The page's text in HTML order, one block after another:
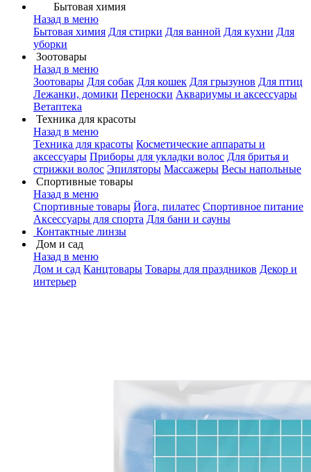
Бытовая химия
Назад в меню
Бытовая химия Для стирки Для ванной Для кухни Для
уборки
Зоотовары
Назад в меню
Зоотовары Для собак Для кошек Для грызунов Для птиц
Лежанки, домики Переноски Аквариумы и аксессуары
Ветаптека
Техника для красоты
Назад в меню
Техника для красоты Косметические аппараты и
аксессуары Приборы для укладки волос Для бритья и
стрижки волос Эпиляторы Массажеры Весы напольные
Спортивные товары
Назад в меню
Спортивные товары Йога, пилатес Спортивное питание
Аксессуары для спорта Для бани и сауны
Контактные линзы
Дом и сад
Назад в меню
Дом и сад Канцтовары Товары для праздников Декор и
интерьер